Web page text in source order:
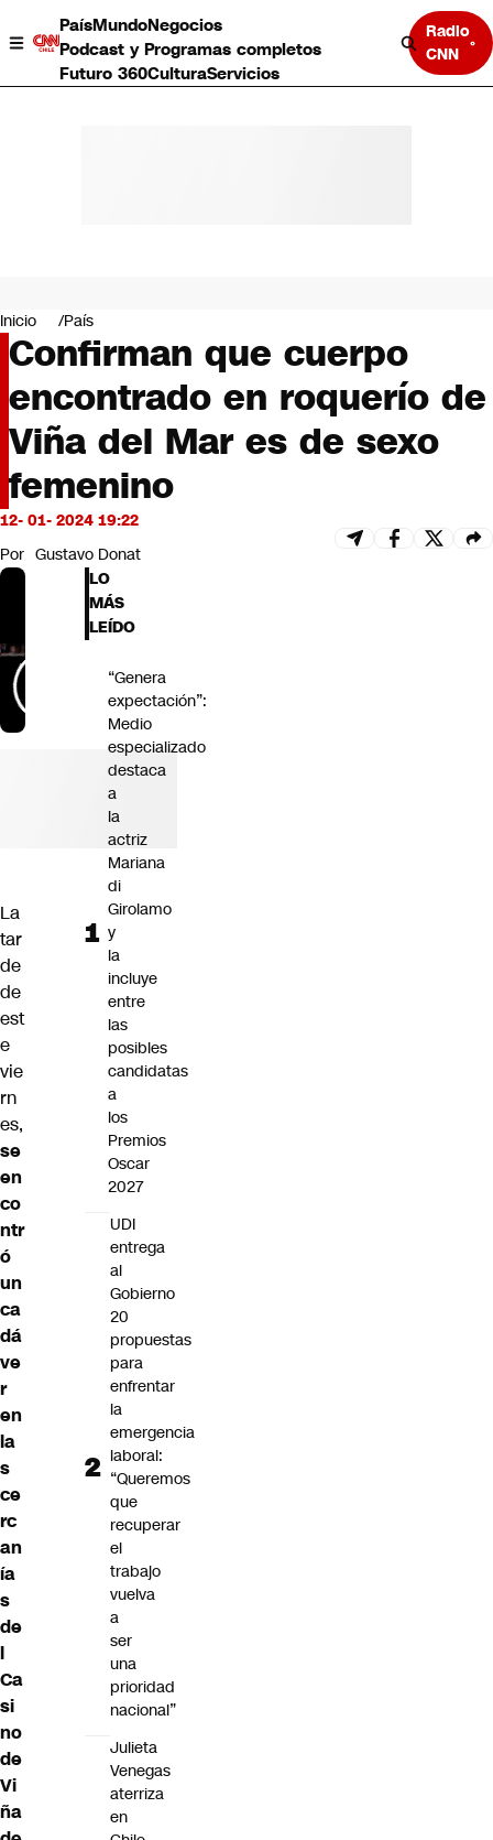
PaísMundoNegocios
Podcast y Programas completos
Futuro 360CulturaServicios
Radio
CNN
Negocios
Deportes
Programas completos
Cultura
Servicios
Bits
CNN tiempo
Futuro 360
Inicio País
Confirman que cuerpo
encontrado en roquerío de
Viña del Mar es de sexo
femenino
12- 01- 2024 19:22
Por Gustavo Donat
La
tar
de
de
est
e
vie
rn
es,
se
en
co
ntr
ó
un
ca
dá
ve
r
en
la
s
ce
rc
an
ía
s
de
l
Ca
si
no
de
Vi
ña
LO
MÁS
LEÍDO
“Genera
expectación”:
Medio
especializado
destaca
a
la
actriz
Mariana
di
Girolamo
y
la
incluye
entre
las
posibles
candidatas
a
los
Premios
Oscar
2027
UDI
entrega
al
Gobierno
20
propuestas
para
enfrentar
la
emergencia
laboral:
“Queremos
que
recuperar
el
trabajo
vuelva
a
ser
una
prioridad
nacional”
Julieta
Venegas
aterriza
en